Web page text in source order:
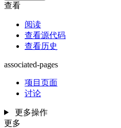
查看
阅读
查看源代码
查看历史
associated-pages
项目页面
讨论
更多操作
更多